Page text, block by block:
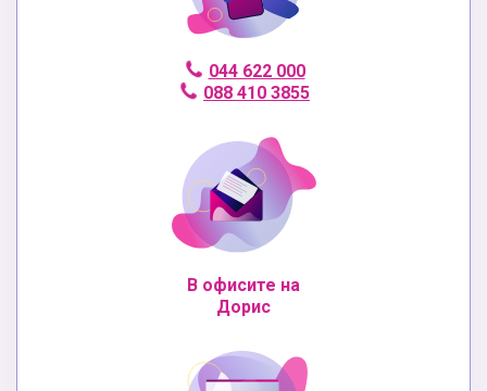
044 622 000
088 410 3855
В офисите на
Дорис